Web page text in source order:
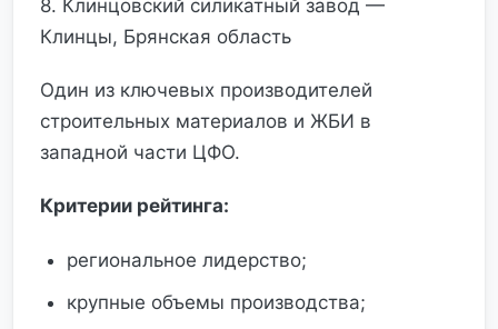
8. Клинцовский силикатный завод —
Клинцы, Брянская область
Один из ключевых производителей
строительных материалов и ЖБИ в
западной части ЦФО.
Критерии рейтинга:
региональное лидерство;
крупные объемы производства;